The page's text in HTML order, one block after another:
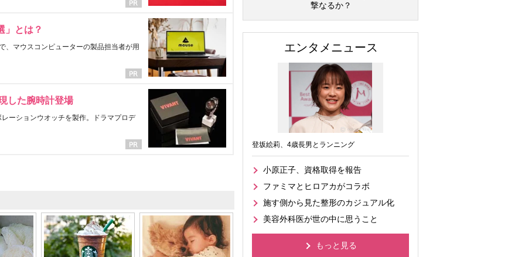
」とは？
、マウスコンピューターの製品担当者が用
した腕時計登場
ーションウオッチを製作。ドラマプロデ
撃なるか？
エンタメニュース
登坂絵莉、4歳長男とランニング
小原正子、資格取得を報告
ファミマとヒロアカがコラボ
施す側から見た整形のカジュアル化
美容外科医が世の中に思うこと
もっと見る